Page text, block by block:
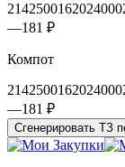
—181 ₽
Компот
—181 ₽
Сгенерировать ТЗ